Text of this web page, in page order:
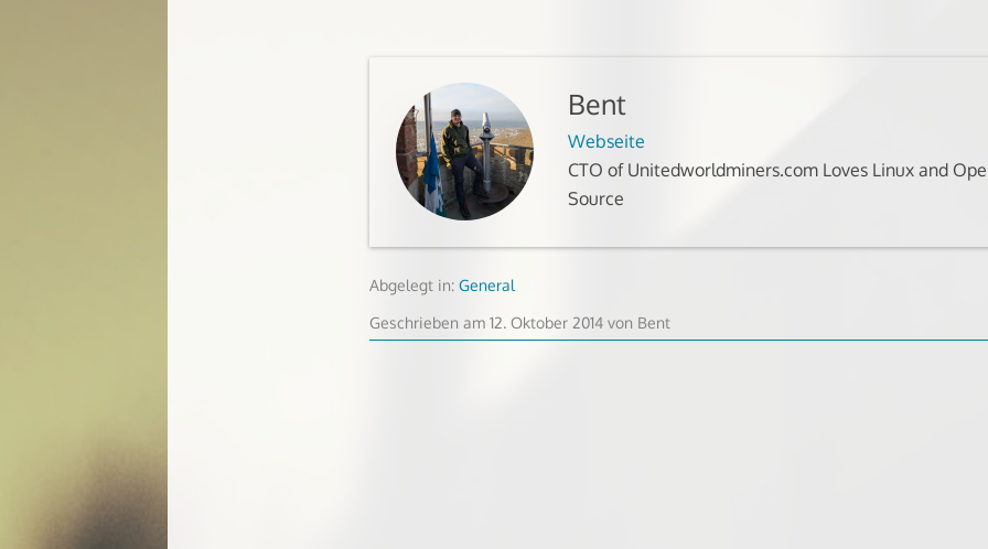
Bent
Webseite
CTO of Unitedworldminers.com Loves Linux and
Source
Abgelegt in:General
Geschrieben am12. Oktober 2014 von Bent